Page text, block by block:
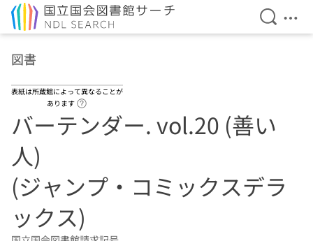
検索を
メ
図書
表紙は所蔵館によって異なることが
あります
バーテンダー. vol.20 (善い
人)
(ジャンプ・コミックスデラ
ックス)